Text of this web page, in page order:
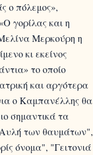
ο πόλεμος»,
γορίλας και η
Μερκούρη η
κι εκείνος
το οποίο
και αργότερα
ο Καμπανέλλης θα
σημαντικά τα
των θαυμάτων",
όνομα", "Γειτονιά